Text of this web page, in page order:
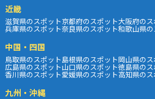
近畿
滋賀県のスポット京都府のスポット大阪府のス
兵庫県のスポット奈良県のスポット和歌山県
中国・四国
鳥取県のスポット島根県のスポット岡山県の
広島県のスポット山口県のスポット徳島県のス
香川県のスポット愛媛県のスポット高知県の
九州・沖縄